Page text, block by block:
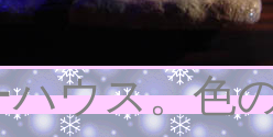
ウス。色